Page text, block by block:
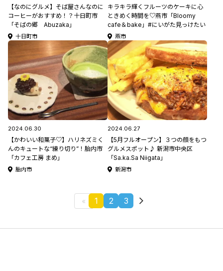
【なのにグルメ】そば屋さんなのに
コーヒーがおすすめ！？十日町市
「そばの郷 Abuzaka」
十日町市
キラキラ輝くフルーツのケーキに心
ときめく時間を♡燕市「Bloomy
cafe＆bake」#にいがた見っけたい
燕市
2024.06.30
【かわいい和菓子♡】ハリネズミく
んのキュートな“練り切り”！胎内市
「カフェ工房 まめ」
胎内市
2024.06.27
【5月フルオープン】３つの顔をもつ
グルメスポット♪ 新潟市中央区
「Sa.ka.Sa Niigata」
新潟市
1 2 3